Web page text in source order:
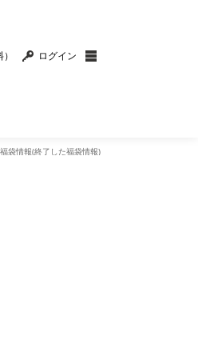
ログイン
袋情報(終了した福袋情報)